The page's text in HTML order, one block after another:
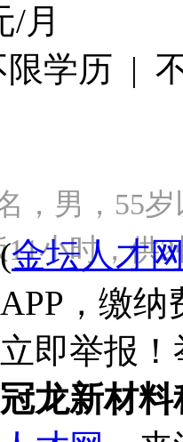
/月
学历 |
，男，55
11小时，
(金坛人才
，缴
即举报
龙新材